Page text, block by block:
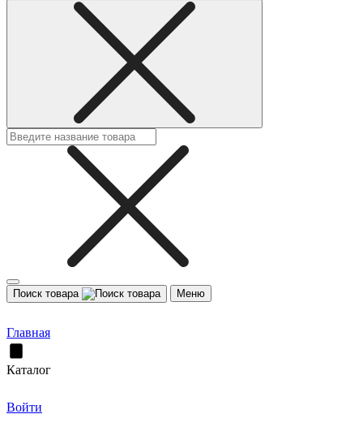
Поиск товара Меню
Главная
Каталог
Войти